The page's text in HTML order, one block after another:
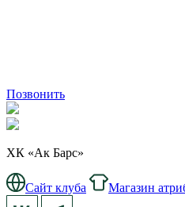
Позвонить
ХК «Ак Барс»
Сайт клуба Магазин